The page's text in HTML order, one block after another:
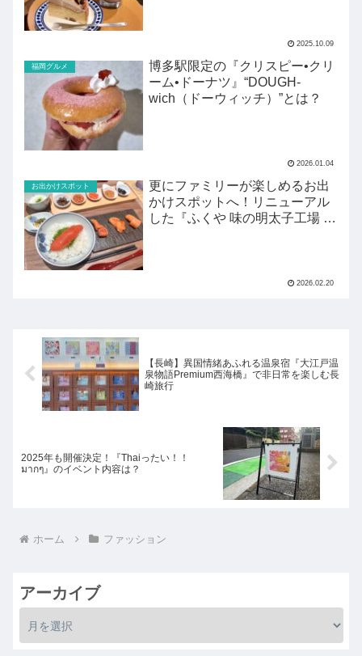
2025.10.09
福岡グルメ
博多駅限定の『クリスピー•クリ
ーム•ドーナツ』“DOUGH-
wich（ドーウィッチ）”とは？
2026.01.04
お出かけスポット
更にファミリーが楽しめるお出
かけスポットへ！リニューアル
した『ふくや 味の明太子工場 ハ
2026.02.20
【長崎】異国情緒あふれる温泉宿『大江戸温
泉物語Premium西海橋』で非日常を楽しむ長
崎旅行
2025年も開催決定！『Thaiったい！！
มากๆ』のイベント内容は？
ホーム ファッション
アーカイブ